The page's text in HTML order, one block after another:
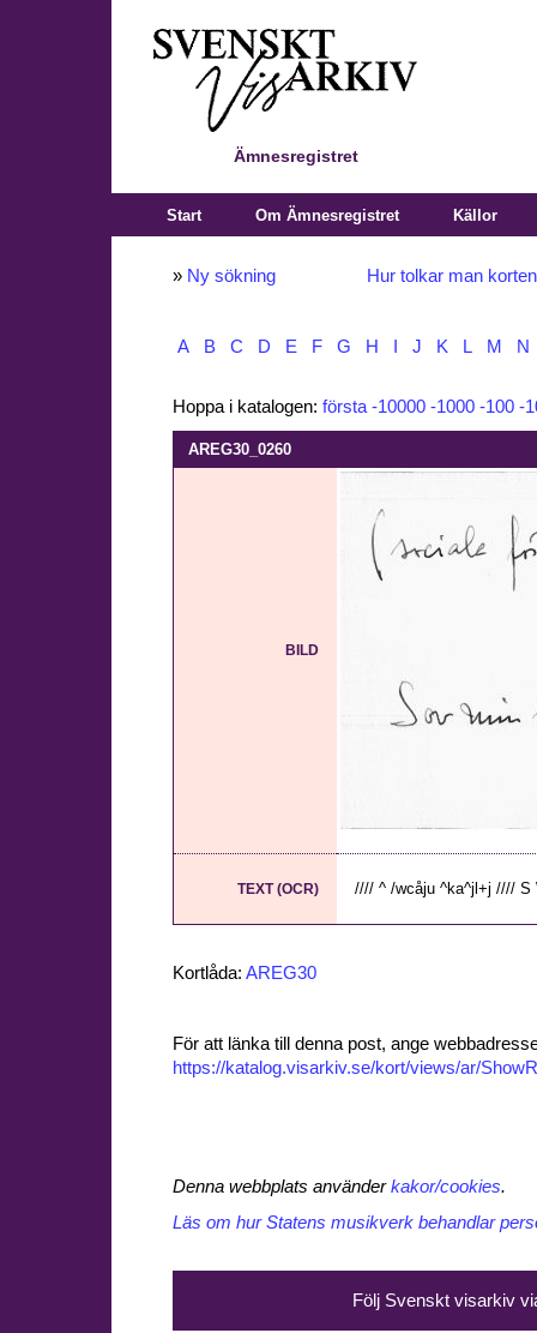
Ämnesregistret
Start Om Ämnesregistret Källor
» Ny sökning Hur tolkar man
A B C D E F G H J K L M N
Hoppa i katalogen: första -10000 -1000 -100 -
AREG30_0260
BILD
TEXT (OCR) //// ^ /wcåju ^ka^jl+j //// S
Kortlåda: AREG30
För att länka till denna post, ange
https://katalog.visarkiv.se/kort/views/ar/
Denna webbplats använderkakor/cookies.
Läs om hur Statens musikverk behandlar
Följ Svenskt visarkiv